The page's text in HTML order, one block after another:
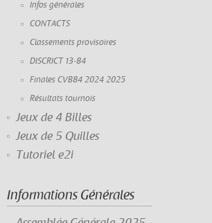
Infos générales
CONTACTS
Classements provisoires
DISCRICT 13-84
Finales CVB84 2024 2025
Résultats tournois
Jeux de 4 Billes
Jeux de 5 Quilles
Tutoriel e2i
Informations Générales